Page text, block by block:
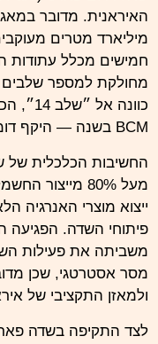
חמישים מכלל עתודות
מחולקת למספר שלבים
BCM בשנה — היקף דומה לזה של מאגר לוויתן הישראלי.
החשיבות הכלכלית של
מעל 80%
ייצוא מוצרי האנרגיה
משביתה את פעילות
מסר אסטרטגי, שכן
ולמאזן התקציבי של
לצד התקיפה בשדה